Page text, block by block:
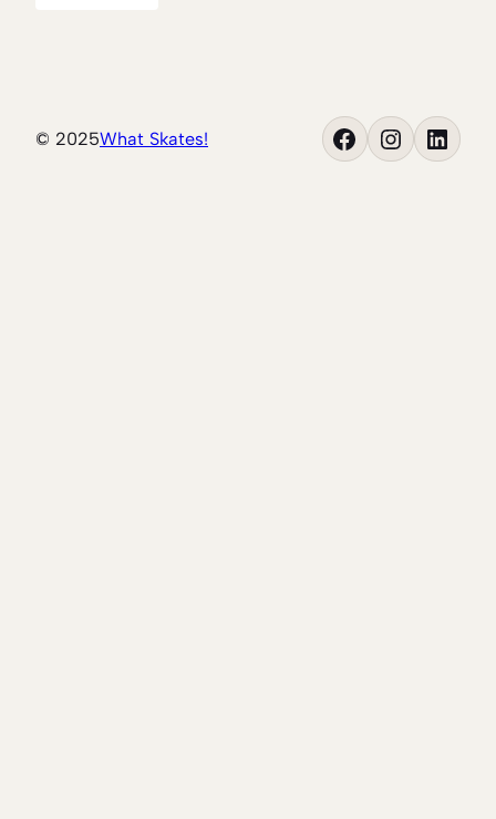
© 2025What Skates! Facebook Instagram LinkedIn